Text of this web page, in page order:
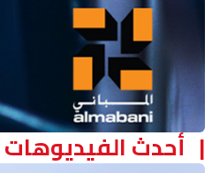
أحدث الفيديوهات